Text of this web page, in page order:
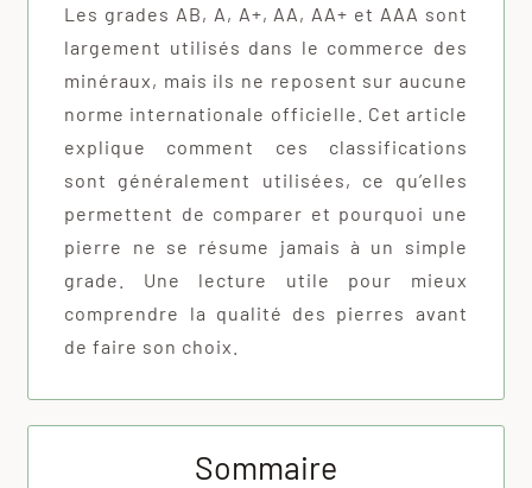
Les grades AB, A, A+, AA, AA+ et AAA sont
largement utilisés dans le commerce des
minéraux, mais ils ne reposent sur aucune
norme internationale officielle. Cet article
explique comment ces classifications
sont généralement utilisées, ce qu’elles
permettent de comparer et pourquoi une
pierre ne se résume jamais à un simple
grade. Une lecture utile pour mieux
comprendre la qualité des pierres avant
de faire son choix.
Sommaire